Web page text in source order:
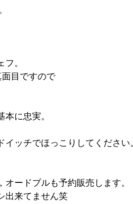
。
目ですので
に忠実。
ッチでほっこりしてください
ードブルも予約販売します。
出来てません笑